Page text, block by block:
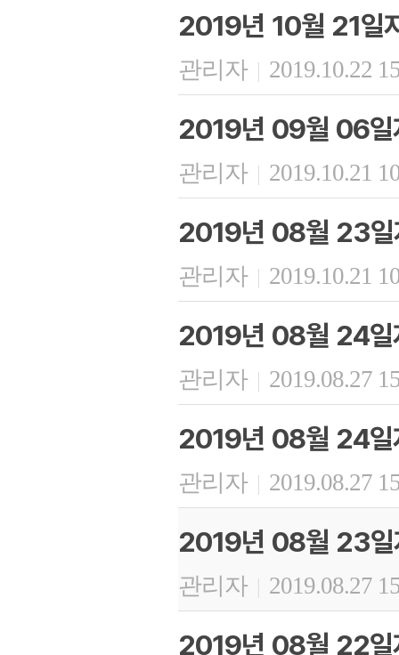
2019년 10월 21일
관리자 | 2019.10.22
2019년 09월 06일
관리자 | 2019.10.21
2019년 08월 23일
관리자 | 2019.10.21
2019년 08월 24일
관리자 | 2019.08.27
2019년 08월 24일
관리자 | 2019.08.27
2019년 08월 23일
관리자 | 2019.08.27
2019년 08월 22일